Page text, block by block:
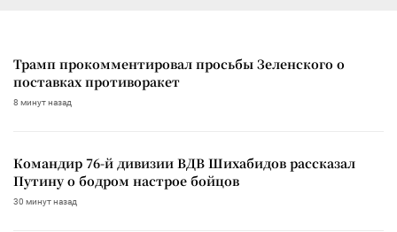
Трамп прокомментировал просьбы Зеленского о
поставках противоракет
8 минут назад
Командир 76-й дивизии ВДВ Шихабидов рассказал
Путину о бодром настрое бойцов
30 минут назад